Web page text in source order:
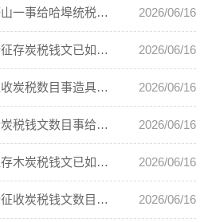
为速将黄道放出海林等山一事给哈埠统税局的电文 2026/06/16
为报宣统三年十二月份征存炭税钱文已如数提清事给吉林巡抚陈等的呈 2026/06/16
为宣统三年十二月份征收炭税数目事造具清册 2026/06/16
为报宣统三年十二月份炭税钱文数目事给吉林巡抚陈等的呈 2026/06/16
为报宣统三年十月份征存木炭税钱文已如数提清事给吉林巡抚陈等的呈 2026/06/16
为报宣统三年十一月份征收炭税钱文数目事双拉统税分局的批 2026/06/16